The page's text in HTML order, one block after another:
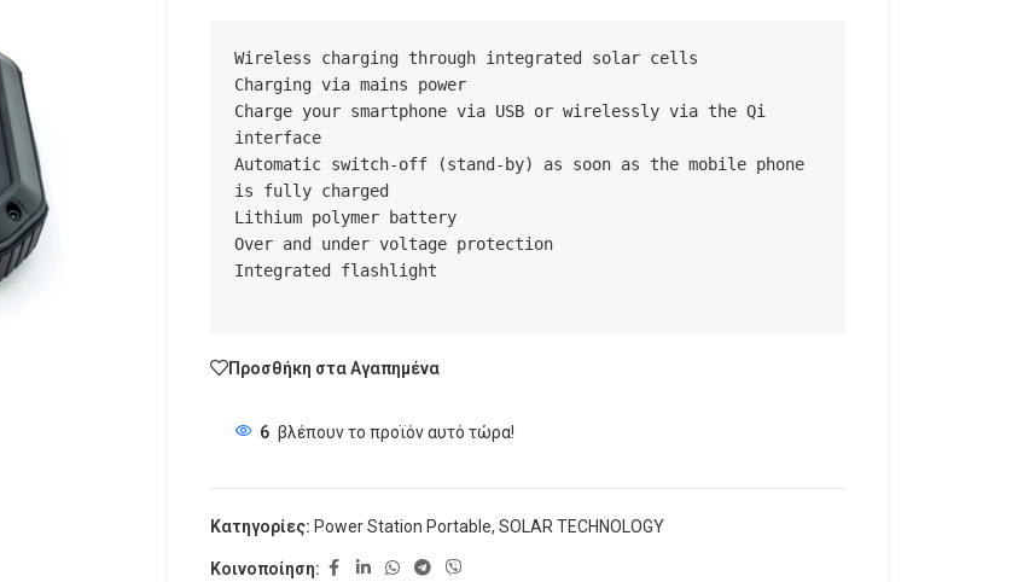
Wireless charging through integrated solar cells
Charging via mains power
Charge your smartphone via USB or wirelessly via the Qi
interface
Automatic switch-off (stand-by) as soon as the mobile phone
is fully charged
Lithium polymer battery
Over and under voltage protection
Integrated flashlight
Προσθήκη στα Αγαπημένα
6 βλέπουν το προϊόν αυτό τώρα!
Κατηγορίες: Power Station Portable, SOLAR TECHNOLOGY
Κοινοποίηση: